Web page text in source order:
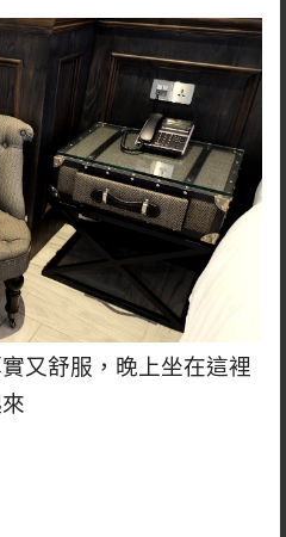
又舒服，晚上坐在這裡